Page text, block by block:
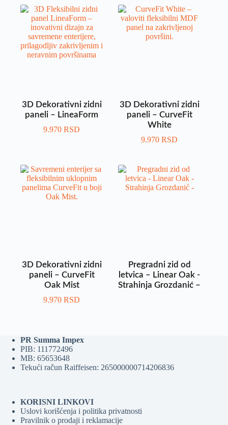
3D Dekorativni zidni
paneli – LineaForm
9.970RSD
3D Dekorativni zidni
paneli – CurveFit
White
9.970RSD
3D Dekorativni zidni
paneli – CurveFit
Oak Mist
9.970RSD
Pregradni zid od
letvica – Linear Oak -
Strahinja Grozdanić –
PR Summa Impex
PIB: 111772496
MB: 65653648
Tekući račun Raiffeisen: 265000000714206836
KORISNI LINKOVI
Uslovi korišćenja i politika privatnosti
Pravilnik o prodaji i reklamacije